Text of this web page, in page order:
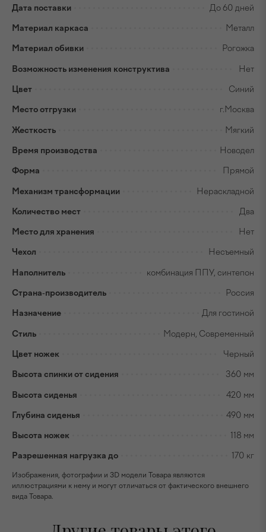
Дата поставки До 60 дней
Материал каркаса Металл
Материал обивки Рогожка
Возможность изменения конструктива Нет
Цвет Синий
Место отгрузки г.Москва
Жесткость Мягкий
Время производства Новодел
Форма Прямой
Механизм трансформации Нераскладной
Количество мест Два
Место для хранения Нет
Чехол Несъемный
Наполнитель комбинация ППУ, синтепон
Страна-производитель Россия
Назначение Для гостиной
Стиль Модерн, Современный
Цвет ножек Черный
Высота спинки от сидения 360 мм
Высота сиденья 420 мм
Глубина сиденья 490 мм
Высота ножек 118 мм
Разрешенная нагрузка до 170 кг
Изображения, фотографии и 3D модели Товара являются
иллюстрациями к нему и могут отличаться от фактического внешнего
вида Товара.